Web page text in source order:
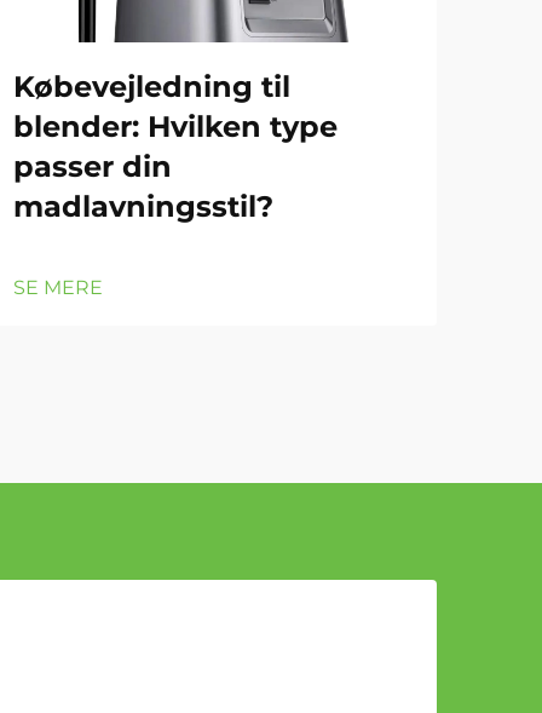
Købevejledning til
blender: Hvilken type
passer din
madlavningsstil?
SE MERE